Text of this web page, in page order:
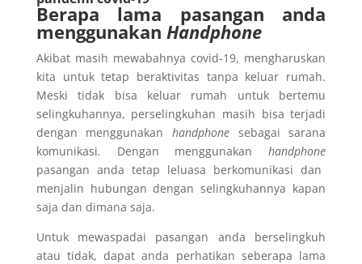
Berapa lama pasangan anda
menggunakan Handphone
Akibat masih mewabahnya covid-19, mengharuskan
kita untuk tetap beraktivitas tanpa keluar rumah.
Meski tidak bisa keluar rumah untuk bertemu
selingkuhannya, perselingkuhan masih bisa terjadi
dengan menggunakan handphone sebagai sarana
komunikasi. Dengan menggunakanhandphone
pasangan anda tetap leluasa berkomunikasi dan
menjalin hubungan dengan selingkuhannya kapan
saja dan dimana saja.
Untuk mewaspadai pasangan anda berselingkuh
atau tidak, dapat anda perhatikan seberapa lama